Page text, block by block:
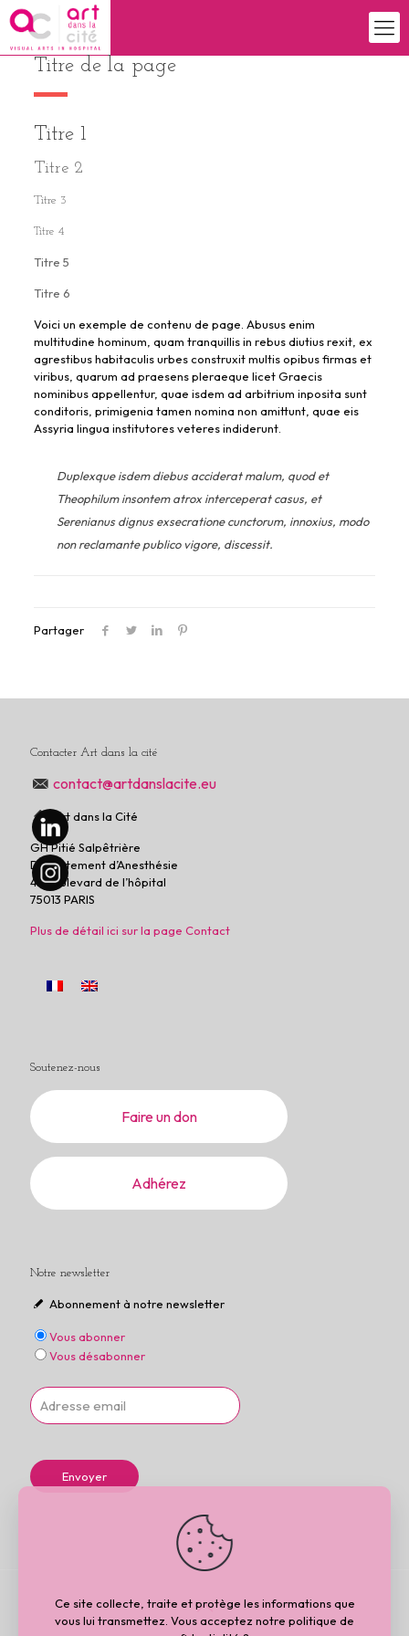
Titre de la page
Titre 1
Titre 2
Titre 3
Titre 4
Titre 5
Titre 6
Voici un exemple de contenu de page. Abusus enim
multitudine hominum, quam tranquillis in rebus diutius rexit, ex
agrestibus habitaculis urbes construxit multis opibus firmas et
viribus, quarum ad praesens pleraeque licet Graecis
nominibus appellentur, quae isdem ad arbitrium inposita sunt
conditoris, primigenia tamen nomina non amittunt, quae eis
Assyria lingua institutores veteres indiderunt.
Duplexque isdem diebus acciderat malum, quod et
Theophilum insontem atrox interceperat casus, et
Serenianus dignus exsecratione cunctorum, innoxius, modo
non reclamante publico vigore, discessit.
Partager
Contacter Art dans la cité
contact@artdanslacite.eu
Art dans la Cité
GH Pitié Salpêtrière
Département d’Anesthésie
47 Boulevard de l’hôpital
75013 PARIS
Plus de détail ici sur la page Contact
Soutenez-nous
Faire un don
Adhérez
Notre newsletter
Abonnement à notre newsletter
Vous abonner
Vous désabonner
Ce site collecte, traite et protège les informations que
vous lui transmettez. Vous acceptez notre politique de